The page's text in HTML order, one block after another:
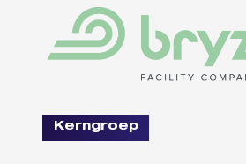
Kerngroep